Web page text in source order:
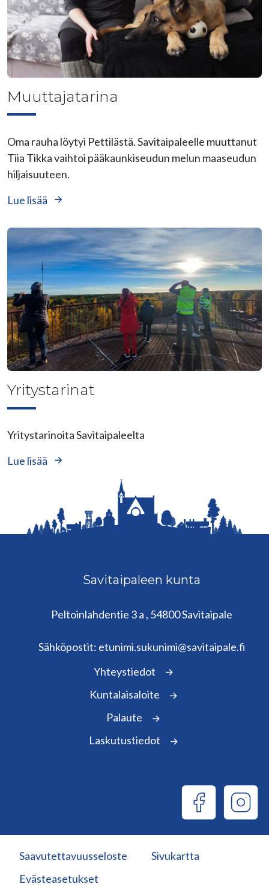
Muuttajatarina
Oma rauha löytyi Pettilästä. Savitaipaleelle muuttanut
Tiia Tikka vaihtoi pääkaunkiseudun melun maaseudun
hiljaisuuteen.
Lue lisää
Yritystarinat
Yritystarinoita Savitaipaleelta
Lue lisää
Savitaipaleen kunta
Peltoinlahdentie 3 a , 54800 Savitaipale
Sähköpostit: etunimi.sukunimi@savitaipale.fi
Yhteystiedot
Kuntalaisaloite
Palaute
Laskutustiedot
Saavutettavuusseloste
Sivukartta
Evästeasetukset